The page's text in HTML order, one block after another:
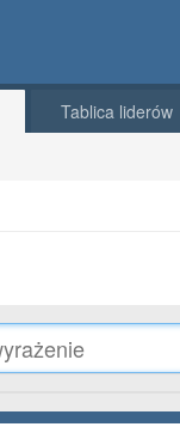
Tablica liderów